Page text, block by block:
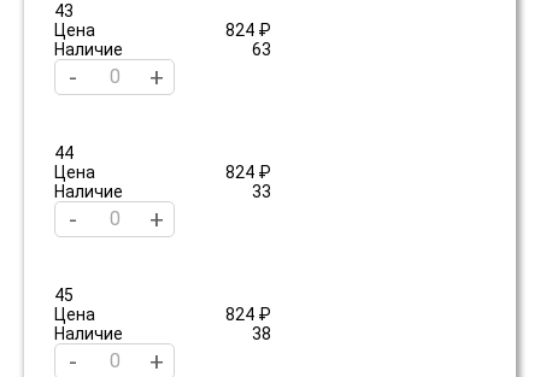
43
Цена
824 ₽
Наличие
63
- +
44
Цена
824 ₽
Наличие
33
- +
45
Цена
824 ₽
Наличие
38
- +